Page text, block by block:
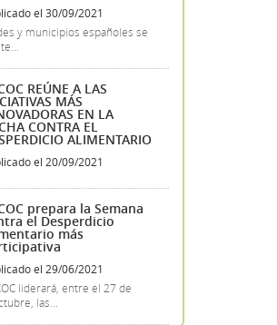
el 30/09/2021
y municipios españoles se
REÚNE A LAS
MÁS
EN LA
CONTRA EL
ALIMENTARIO
el 20/09/2021
prepara la Semana
el Desperdicio
más
el 29/06/2021
liderará, entre el 27 de
las...